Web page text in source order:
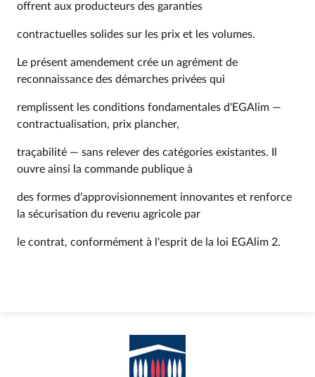
offrent aux producteurs des garanties
contractuelles solides sur les prix et les volumes.
Le présent amendement crée un agrément de
reconnaissance des démarches privées qui
remplissent les conditions fondamentales d'EGAlim —
contractualisation, prix plancher,
traçabilité — sans relever des catégories existantes. Il
ouvre ainsi la commande publique à
des formes d'approvisionnement innovantes et renforce
la sécurisation du revenu agricole par
le contrat, conformément à l'esprit de la loi EGAlim 2.